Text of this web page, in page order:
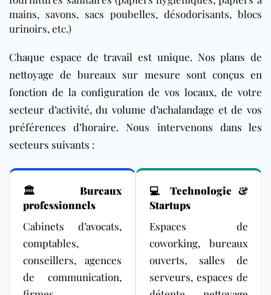
mains, savons, sacs poubelles, désodorisants, blocs
urinoirs, etc.)
Chaque espace de travail est unique. Nos plans de
nettoyage de bureaux sur mesure sont conçus en
fonction de la configuration de vos locaux, de votre
secteur d’activité, du volume d’achalandage et de vos
préférences d’horaire. Nous intervenons dans les
secteurs suivants :
🏛️ Bureaux
professionnels
Cabinets d’avocats,
comptables,
conseillers, agences
de communication,
💻Technologie &
Startups
Espaces de
coworking, bureaux
ouverts, salles de
serveurs, espaces de